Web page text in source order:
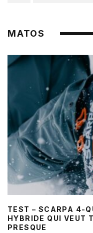
MATOS
TEST – SCARPA 4-
HYBRIDE QUI VEUT
PRESQUE